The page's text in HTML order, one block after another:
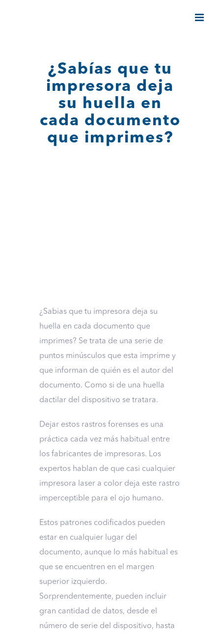
¿Sabías que tu
impresora deja
su huella en
cada documento
que imprimes?
¿Sabias que tu impresora deja su
huella en cada documento que
imprimes? Se trata de una serie de
puntos minúsculos que esta imprime y
que informan de quién es el autor del
documento. Como si de una huella
dactilar del dispositivo se tratara.
Dejar estos rastros forenses es una
práctica cada vez más habitual entre
los fabricantes de impresoras. Los
expertos hablan de que casi cualquier
impresora laser a color deja este rastro
imperceptible para el ojo humano.
Estos patrones codificados pueden
estar en cualquier lugar del
documento, aunque lo más habitual es
que se encuentren en el margen
superior izquierdo.
Sorprendentemente, pueden incluir
gran cantidad de datos, desde el
número de serie del dispositivo, hasta